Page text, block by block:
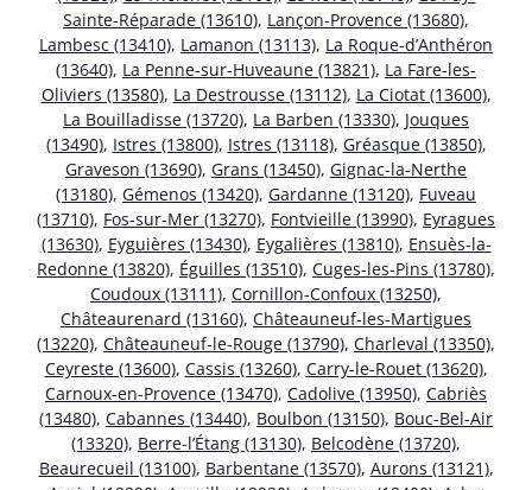
Sainte-Réparade (13610), Lançon-Provence (13680),
Lambesc (13410), Lamanon (13113), La Roque-d’Anthéron
(13640), La Penne-sur-Huveaune (13821), La Fare-les-
Oliviers (13580), La Destrousse (13112), La Ciotat (13600),
La Bouilladisse (13720), La Barben (13330), Jouques
(13490), Istres (13800), Istres (13118), Gréasque (13850),
Graveson (13690), Grans (13450), Gignac-la-Nerthe
(13180), Gémenos (13420), Gardanne (13120), Fuveau
(13710), Fos-sur-Mer (13270), Fontvieille (13990), Eyragues
(13630), Eyguières (13430), Eygalières (13810), Ensuès-la-
Redonne (13820), Éguilles (13510), Cuges-les-Pins (13780),
Coudoux (13111), Cornillon-Confoux (13250),
Châteaurenard (13160), Châteauneuf-les-Martigues
(13220), Châteauneuf-le-Rouge (13790), Charleval (13350),
Ceyreste (13600), Cassis (13260), Carry-le-Rouet (13620),
Carnoux-en-Provence (13470), Cadolive (13950), Cabriès
(13480), Cabannes (13440), Boulbon (13150), Bouc-Bel-Air
(13320), Berre-l’Étang (13130), Belcodène (13720),
Beaurecueil (13100), Barbentane (13570), Aurons (13121),